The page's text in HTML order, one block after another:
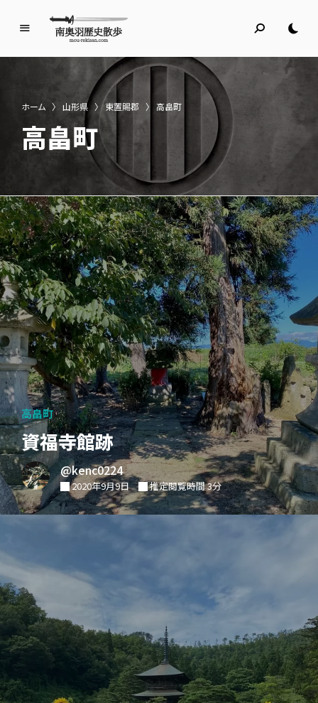
羽
歴
史
散
歩
名所旧跡と館めぐり
ホーム 〉 山形県 〉 東置賜郡 〉 高畠町
高畠町
高畠町
資福寺館跡
@kenc0224
2020年9月9日 推定閲覧時間 3分